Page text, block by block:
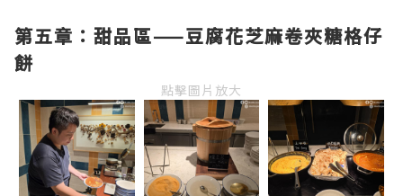
第五章：甜品區——豆腐花芝麻卷夾糖格仔
餅
點擊圖片放大